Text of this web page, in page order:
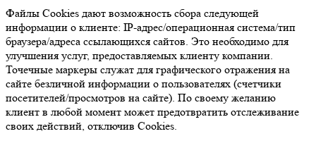
Файлы Cookies дают возможность сбора следующей
информации о клиенте: IP-адрес/операционная система/тип
браузера/адреса ссылающихся сайтов. Это необходимо для
улучшения услуг, предоставляемых клиенту компании.
Точечные маркеры служат для графического отражения на
сайте безличной информации о пользователях (счетчики
посетителей/просмотров на сайте). По своему желанию
клиент в любой момент может предотвратить отслеживание
своих действий, отключив Cookies.